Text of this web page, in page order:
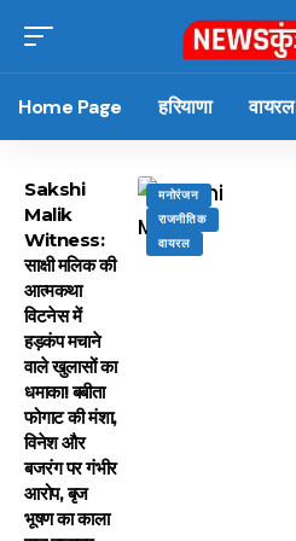
Home Page हरियाणा वायरल
मनोरंजन
राजनीतिक
वायरल
Sakshi
Malik
Witness:
साक्षी मलिक की
आत्मकथा
विटनेस में
हड़कंप मचाने
वाले खुलासों का
धमाका! बबीता
फोगाट की मंशा,
विनेश और
बजरंग पर गंभीर
आरोप, बृज
भूषण का काला